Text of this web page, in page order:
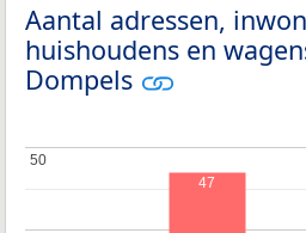
Aantal adressen,
huishoudens en
Dompels
50
50
47